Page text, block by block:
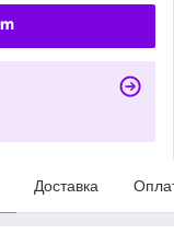
Доставка